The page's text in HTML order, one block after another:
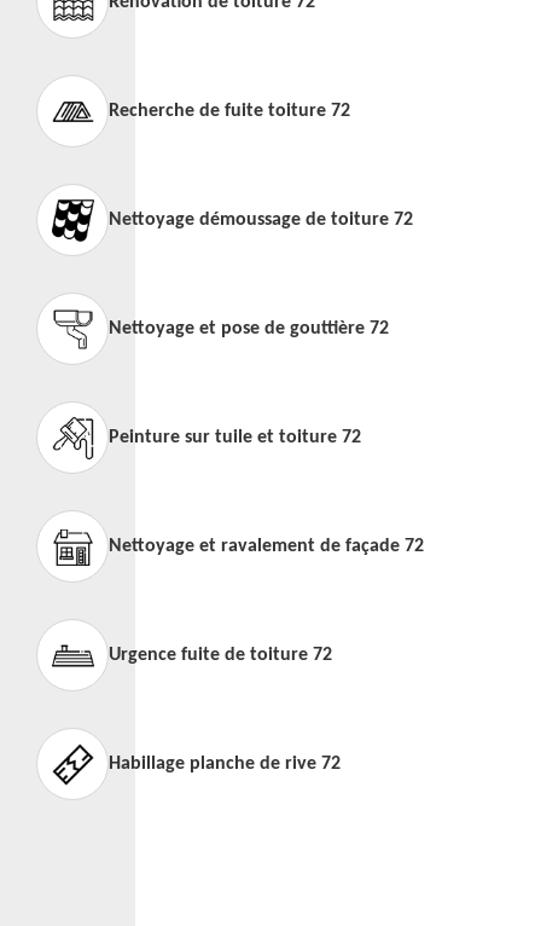
Recherche de fuite toiture 72
Nettoyage démoussage de toiture 72
Nettoyage et pose de gouttière 72
Peinture sur tuile et toiture 72
Nettoyage et ravalement de façade 72
Urgence fuite de toiture 72
Habillage planche de rive 72